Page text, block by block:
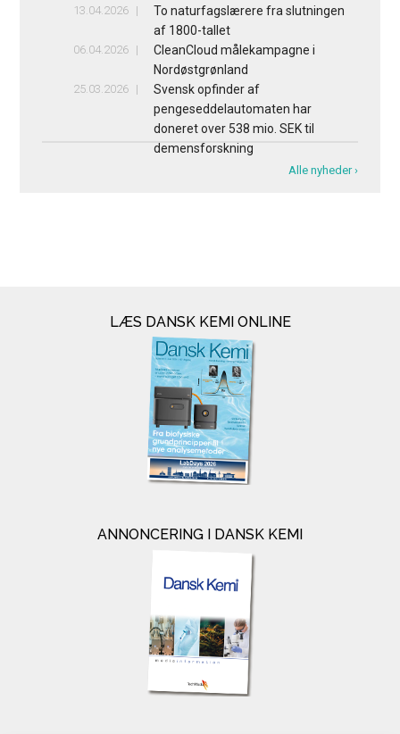
13.04.2026
To naturfagslærere fra slutningen
af 1800-tallet
06.04.2026
CleanCloud målekampagne i
Nordøstgrønland
25.03.2026
Svensk opfinder af
pengeseddelautomaten har
doneret over 538 mio. SEK til
demensforskning
Alle nyheder ›
LÆS DANSK KEMI ONLINE
ANNONCERING I DANSK KEMI